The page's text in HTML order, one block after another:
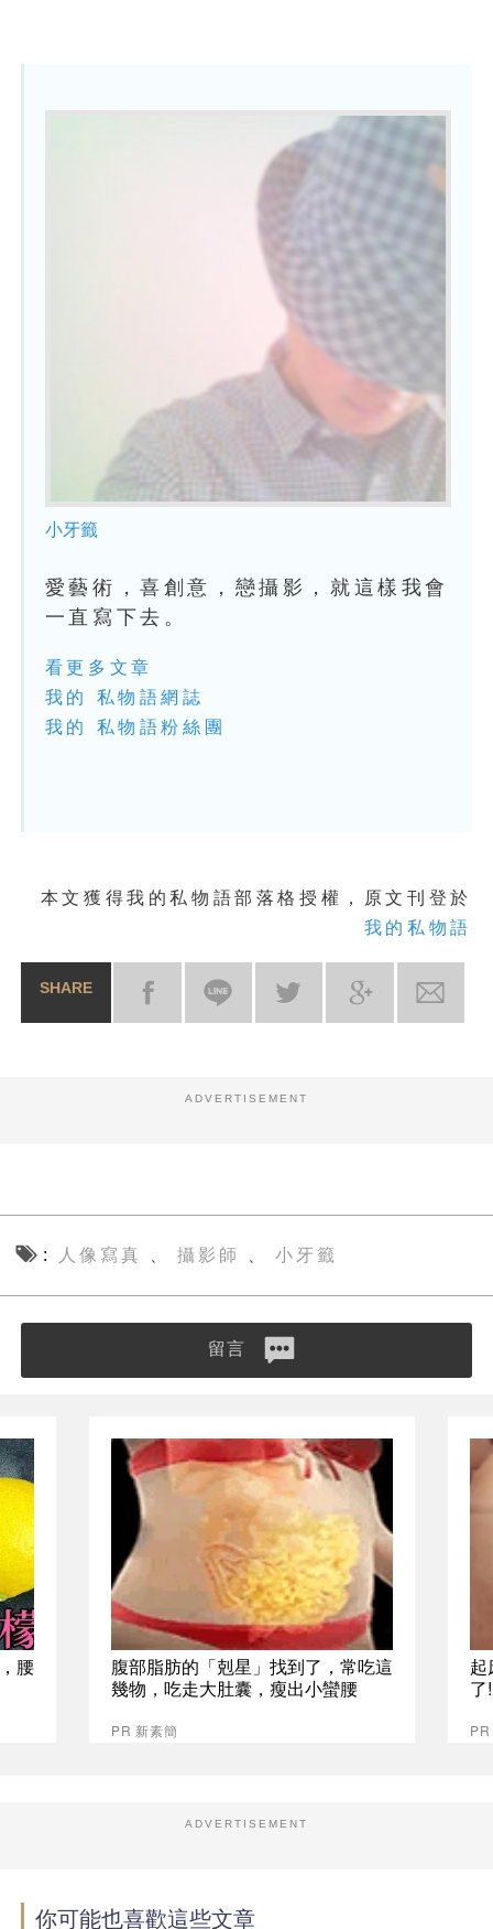
小牙籤
愛藝術，喜創意，戀攝影，就這樣我會
一直寫下去。
看更多文章
我的 私物語網誌
我的 私物語粉絲團
本文獲得我的私物語部落格授權，原文刊登於
我的私物語
SHARE
ADVERTISEMENT
人像寫真 攝影師 小牙籤
留言
腰
腹部脂肪的「剋星」找到了，常吃這
幾物，吃走大肚囊，瘦出小蠻腰
PR 新素簡
起
了
ADVERTISEMENT
你可能也喜歡這些文章